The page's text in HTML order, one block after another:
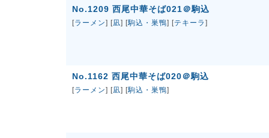
No.1209 西尾中華そば021＠駒込
[ラーメン] [凪] [駒込・巣鴨] [テキーラ ]
No.1162 西尾中華そば020＠駒込
[ラーメン] [凪] [駒込・巣鴨]